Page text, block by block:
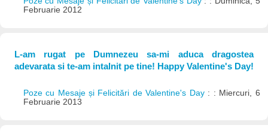
Februarie 2012
L-am rugat pe Dumnezeu sa-mi aduca dragostea
adevarata si te-am intalnit pe tine! Happy Valentine's Day!
Poze cu Mesaje și Felicitări de Valentine's Day : : Miercuri, 6
Februarie 2013